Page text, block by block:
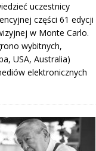
uczestnicy
części 61 edycji
w Monte Carlo.
wybitnych,
USA, Australia)
elektronicznych